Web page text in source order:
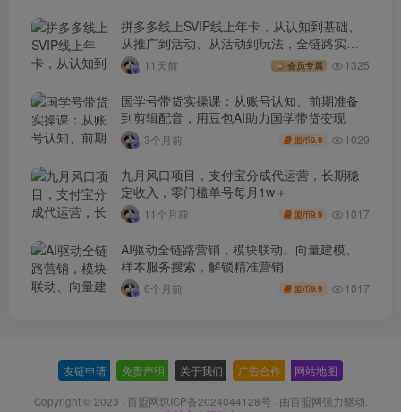
拼多多线上SVIP线上年卡，从认知到基础、
从推广到活动、从活动到玩法，全链路实战
(260730)
11天前 会员专属 1325
国学号带货实操课：从账号认知、前期准备
到剪辑配音，用豆包AI助力国学带货变现
3个月前 盟币9.9 1029
九月风口项目，支付宝分成代运营，长期稳
定收入，零门槛单号每月1w＋
11个月前 盟币9.9 1017
AI驱动全链路营销，模块联动、向量建模、
样本服务搜索，解锁精准营销
6个月前 盟币9.9 1017
友链申请 免责声明 关于我们 广告合作 网站地图
Copyright © 2023 · 百盟网琼ICP备2024044128号 · 由百盟网强力驱动.